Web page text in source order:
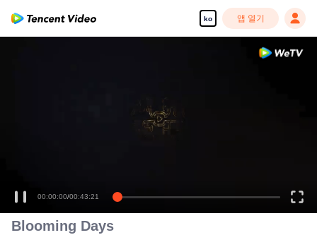
ko 앱 열기
00:00:00/00:43:21
Blooming Days